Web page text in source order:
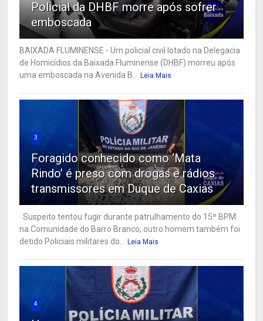
Policial da DHBF morre após sofrer
emboscada
BAIXADA FLUMINENSE - Um policial civil lotado na Delegacia
de Homicídios da Baixada Fluminense (DHBF) morreu após
uma emboscada na Avenida B...
Leia Mais
3
Foragido conhecido como ‘Mata
Rindo’ é preso com drogas e rádios
transmissores em Duque de Caxias
Suspeito tentou fugir durante patrulhamento do 15º BPM
na Comunidade do Barro Branco; outro homem também foi
detido Policiais militares do...
Leia Mais
4